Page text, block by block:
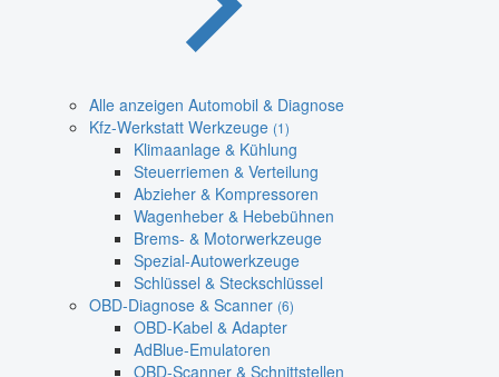
Alle anzeigen Automobil & Diagnose
Kfz-Werkstatt Werkzeuge (1)
Klimaanlage & Kühlung
Steuerriemen & Verteilung
Abzieher & Kompressoren
Wagenheber & Hebebühnen
Brems- & Motorwerkzeuge
Spezial-Autowerkzeuge
Schlüssel & Steckschlüssel
OBD-Diagnose & Scanner (6)
OBD-Kabel & Adapter
AdBlue-Emulatoren
OBD-Scanner & Schnittstellen